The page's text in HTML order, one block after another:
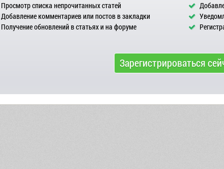
Просмотр списка непрочитанных статей
Добавление комментариев или постов в закладки
Получение обновлений в статьях и на форуме
Зарегистрироваться